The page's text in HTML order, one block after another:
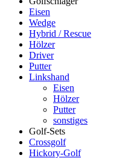
Eisen
Wedge
Hybrid / Rescue
Hölzer
Driver
Putter
Linkshand
Eisen
Hölzer
Putter
sonstiges
Golf-Sets
Crossgolf
Hickory-Golf